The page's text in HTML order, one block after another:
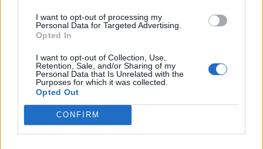
I want to opt-out of processing my
Personal Data for Targeted Advertising.
Opted In
I want to opt-out of Collection, Use,
Retention, Sale, and/or Sharing of my
Personal Data that Is Unrelated with the
Purposes for which it was collected.
Opted Out
CONFIRM
ΥΕΘΑ
Δένδιας: Βαθύτατη θλίψη για τους
πυροσβέστες που έχασαν τη ζωή τους